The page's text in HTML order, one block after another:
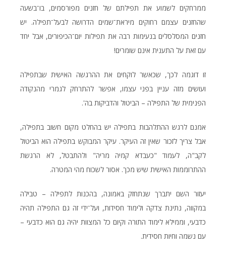
ממרחקים לשמוע את תפילתם של חזנים מפורסמים, בו־בשעה
שהחזנים עצמם רחוקים מיראת־שמים הדרושה לבעל־תפילה. יש
חזנים המסלסלים בנעימות רבה את תפילות יום־הכיפורים, אבל יחד
עם זאת על התענית אינם שומרים!
זו דוגמה לכך, שכאשר לוקחים את ההרגשה האישית שבתפילה
ועושים מזה עניין בפני עצמו, אפשר להתרחק לגמרי מהנקודה
הפנימית של התפילה – הביטול והדביקות בה'.
אמנם לרגש ההתלהבות בתפילה יש בהחלט מקום חשוב בתפילה,
אבל צריך לזכור שאין זה העיקר. עיקר המבוקש בתפילה הוא הביטול
לקב"ה, לעמוד "כעבדא קמיה מריה" ולהתבטל, לא הרגשת
ההתרוממות האישית שיש מכך. אסור לשכוח מהי המטרה.
יעזור השם יתברך שנתחזק באמונה, בהכנות לתפילה – טבילה
במקווה, נתינת צדקה ולימוד חסידות, ועל־ידי זה גם התפילה תהיה
כדבעי, וממילא לימוד התורה וקיום כל המצוות יהיה גם הוא כדבעי –
עם נשמה וחיות חסידית.